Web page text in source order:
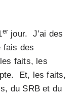
er jour. J’ai des
fais des
faits, les
Et, les faits,
du SRB et du